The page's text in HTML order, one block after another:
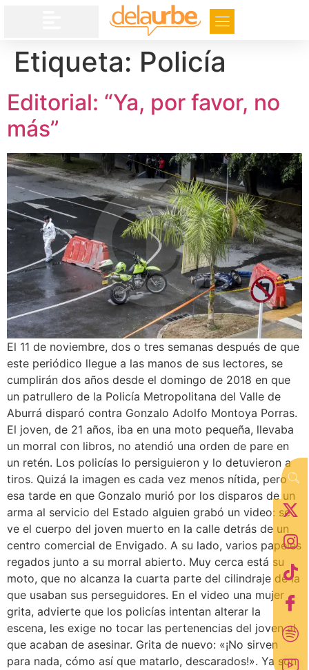
Etiqueta: Policía
Editorial: “Ya, por favor, no
más”
El 11 de noviembre, dos o tres semanas después de que
este periódico llegue a las manos de sus lectores, se
cumplirán dos años desde el domingo de 2018 en que
un patrullero de la Policía Metropolitana del Valle de
Aburrá disparó contra Gonzalo Adolfo Montoya Porras.
El joven, de 21 años, iba en una moto pequeña, llevaba
un morral con libros, no atendió una orden de pare en
un retén. Los policías lo persiguieron y lo detuvieron a
tiros. Quizá la imagen es cada vez menos nítida, pero
esa tarde en que Gonzalo murió por los disparos de un
arma al servicio del Estado alguien grabó un video: se
ve el cuerpo del joven muerto en la calle detrás de un
centro comercial de Envigado. A su lado, varios papeles
regados junto a su morral abierto. Muy cerca está su
moto, que no alcanza la cuarta parte del cilindraje de la
que usaban sus perseguidores. En el video una mujer
grita, advierte que los policías intentan alterar la
escena, les exige no tocar las pertenencias del joven al
que acaban de asesinar. Grita de nuevo: «¡No sirven
para nada, cómo así que matarlo, descarados!». Ya son